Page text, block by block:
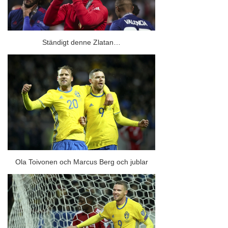
Ständigt denne Zlatan…
Ola Toivonen och Marcus Berg och jublar